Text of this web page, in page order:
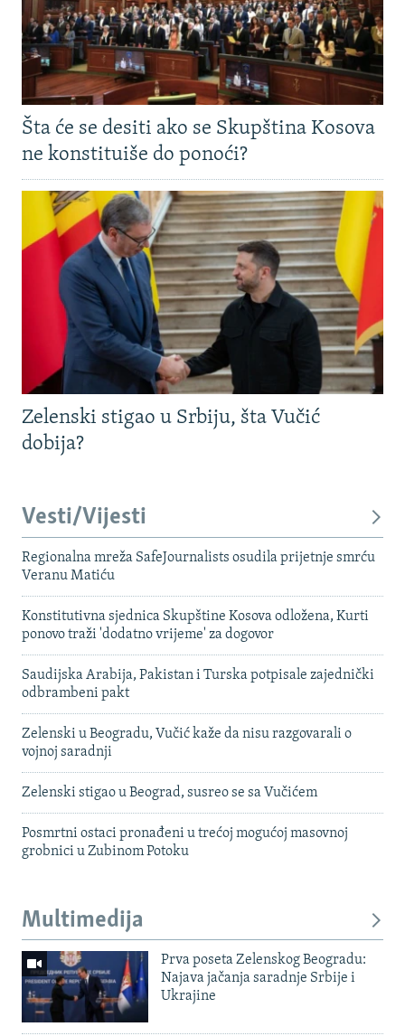
Šta će se desiti ako se Skupština Kosova
ne konstituiše do ponoći?
Zelenski stigao u Srbiju, šta Vučić
dobija?
Vesti/Vijesti
Regionalna mreža SafeJournalists osudila prijetnje smrću
Veranu Matiću
Konstitutivna sjednica Skupštine Kosova odložena, Kurti
ponovo traži 'dodatno vrijeme' za dogovor
Saudijska Arabija, Pakistan i Turska potpisale zajednički
odbrambeni pakt
Zelenski u Beogradu, Vučić kaže da nisu razgovarali o
vojnoj saradnji
Zelenski stigao u Beograd, susreo se sa Vučićem
Posmrtni ostaci pronađeni u trećoj mogućoj masovnoj
grobnici u Zubinom Potoku
Multimedija
Prva poseta Zelenskog Beogradu:
Najava jačanja saradnje Srbije i
Ukrajine